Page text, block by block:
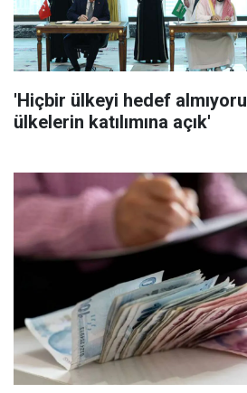
'Hiçbir ülkeyi hedef
ülkelerin katılımına açık'